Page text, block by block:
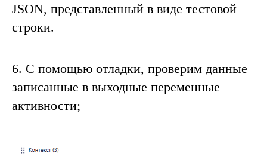
JSON, представленный в виде тестовой
строки.
6. С помощью отладки, проверим данные
записанные в выходные переменные
активности;